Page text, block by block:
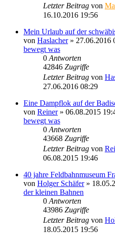
Letzter Beitrag von
16.10.2016 19:56
Mein Urlaub auf der
von Haslacher» 27.06.2016
bewegt was
0 Antworten
42846 Zugriffe
Letzter Beitrag von
27.06.2016 08:29
Eine Dampflok auf der
von Reiner» 06.08.2015
bewegt was
0 Antworten
43668 Zugriffe
Letzter Beitrag von
06.08.2015 19:46
40 jahre Feldbahnmuseum
von Holger Schäfer»
der kleinen Bahnen
0 Antworten
43986 Zugriffe
Letzter Beitrag von
18.05.2015 19:56